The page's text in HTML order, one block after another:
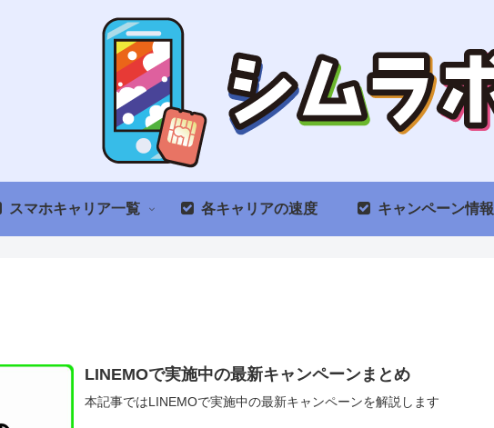
スマホキャリア一覧 各キャリアの速度 キャンペーン情報
LINEMOで実施中の最新キャンペーンまとめ
本記事ではLINEMOで実施中の最新キャンペーンを解説します